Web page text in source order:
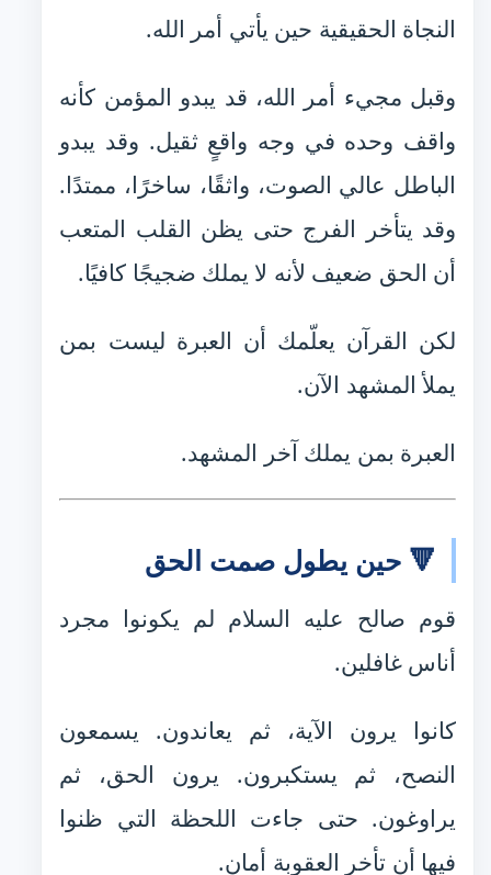
النجاة الحقيقية حين يأتي أمر الله.
وقبل مجيء أمر الله، قد يبدو المؤمن كأنه
واقف وحده في وجه واقعٍ ثقيل. وقد يبدو
الباطل عالي الصوت، واثقًا، ساخرًا، ممتدًا.
وقد يتأخر الفرج حتى يظن القلب المتعب
أن الحق ضعيف لأنه لا يملك ضجيجًا كافيًا.
لكن القرآن يعلّمك أن العبرة ليست بمن
يملأ المشهد الآن.
العبرة بمن يملك آخر المشهد.
🔻 حين يطول صمت الحق
قوم صالح عليه السلام لم يكونوا مجرد
أناس غافلين.
كانوا يرون الآية، ثم يعاندون. يسمعون
النصح، ثم يستكبرون. يرون الحق، ثم
يراوغون. حتى جاءت اللحظة التي ظنوا
فيها أن تأخر العقوبة أمان.